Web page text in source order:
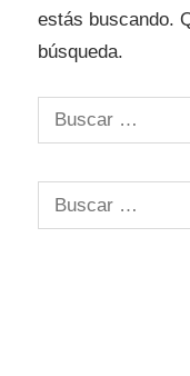
estás buscando.
búsqueda.
Buscar:
Buscar: